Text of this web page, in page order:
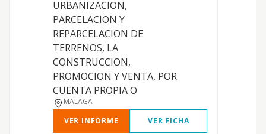
URBANIZACION,
PARCELACION Y
REPARCELACION DE
TERRENOS, LA
CONSTRUCCION,
PROMOCION Y VENTA, POR
CUENTA PROPIA O
MALAGA
VER INFORME
VER FICHA